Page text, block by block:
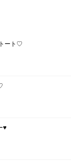
ート♡
♥